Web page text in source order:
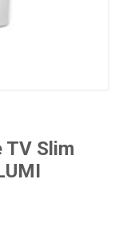
TV Slim